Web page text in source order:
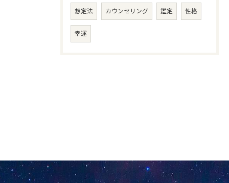
想定法 カウンセリング 鑑定 性格
幸運